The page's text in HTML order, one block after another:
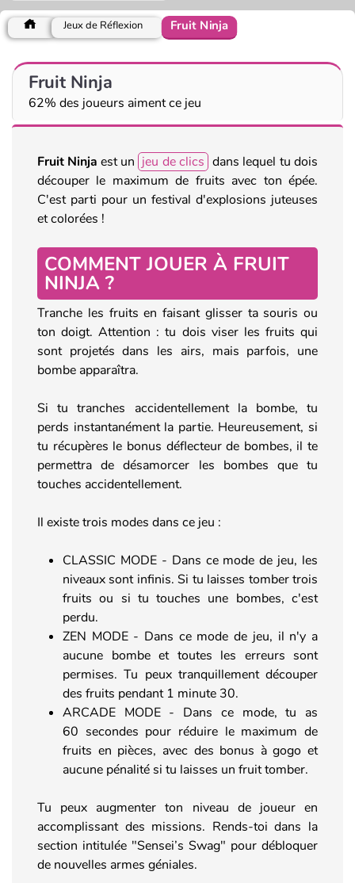
Jeux de Réflexion Fruit Ninja
Fruit Ninja
62% des joueurs aiment ce jeu
Fruit Ninja est un jeu de clics dans lequel tu dois
découper le maximum de fruits avec ton épée.
C'est parti pour un festival d'explosions juteuses
et colorées !
COMMENT JOUER À FRUIT
NINJA ?
Tranche les fruits en faisant glisser ta souris ou
ton doigt. Attention : tu dois viser les fruits qui
sont projetés dans les airs, mais parfois, une
bombe apparaîtra.
Si tu tranches accidentellement la bombe, tu
perds instantanément la partie. Heureusement, si
tu récupères le bonus déflecteur de bombes, il te
permettra de désamorcer les bombes que tu
touches accidentellement.
Il existe trois modes dans ce jeu :
CLASSIC MODE - Dans ce mode de jeu, les
niveaux sont infinis. Si tu laisses tomber trois
fruits ou si tu touches une bombes, c'est
perdu.
ZEN MODE - Dans ce mode de jeu, il n'y a
aucune bombe et toutes les erreurs sont
permises. Tu peux tranquillement découper
des fruits pendant 1 minute 30.
ARCADE MODE - Dans ce mode, tu as
60 secondes pour réduire le maximum de
fruits en pièces, avec des bonus à gogo et
aucune pénalité si tu laisses un fruit tomber.
Tu peux augmenter ton niveau de joueur en
accomplissant des missions. Rends-toi dans la
section intitulée "Sensei’s Swag" pour débloquer
de nouvelles armes géniales.